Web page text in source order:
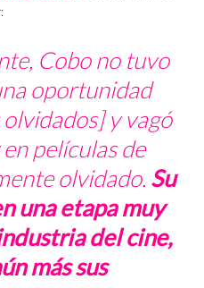
Cobo no tuvo
oportunidad
olvidados] y vagó
películas de
olvidado. Su
una etapa muy
del cine,
más sus